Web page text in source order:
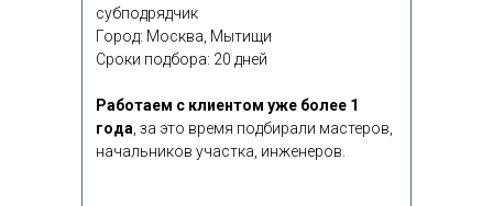
субподрядчик
Город: Москва, Мытищи
Сроки подбора: 20 дней
Работаем с клиентом уже более 1
года за это время подбирали мастеров,
начальников участка, инженеров.